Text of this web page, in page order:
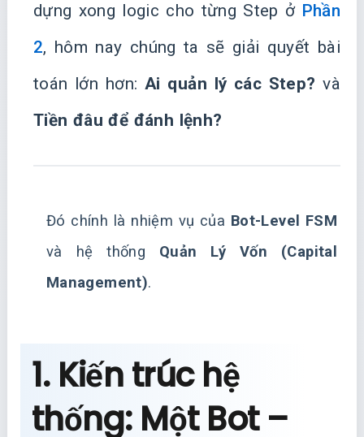
dựng xong logic cho từng Step ở Phần
2, hôm nay chúng ta sẽ giải quyết bài
toán lớn hơn:Ai quản lý các Step? và
Tiền đâu để đánh lệnh?
Đó chính là nhiệm vụ của Bot-Level FSM
và hệ thống Quản Lý Vốn (Capital
Management).
1. Kiến trúc hệ
thống: Một Bot –